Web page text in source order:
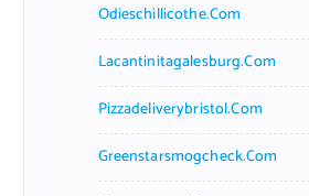
Odieschillicothe.com
Lacantinitagalesburg.com
Pizzadeliverybristol.com
Greenstarsmogcheck.com